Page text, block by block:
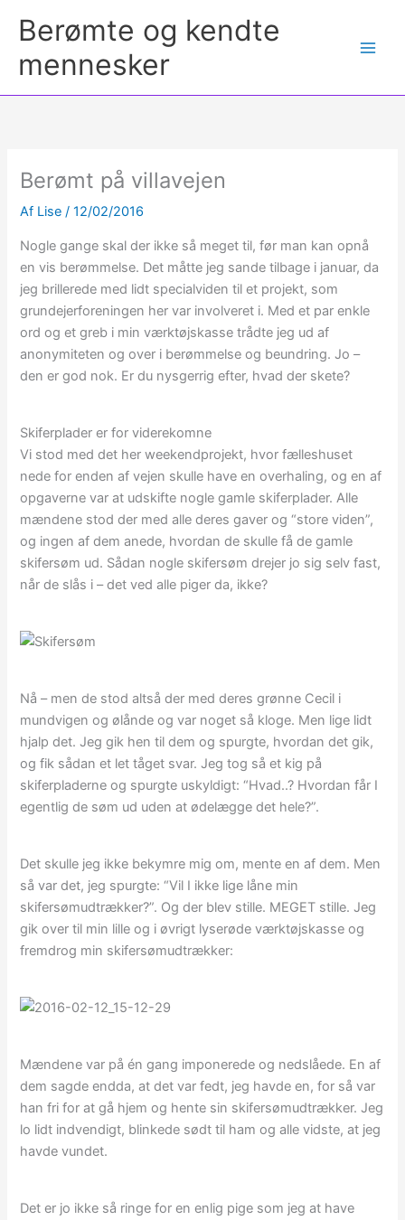
Berømte og kendte
mennesker
Berømt på villavejen
Af Lise/12/02/2016
Nogle gange skal der ikke så meget til, før man kan opnå
en vis berømmelse. Det måtte jeg sande tilbage i januar, da
jeg brillerede med lidt specialviden til et projekt, som
grundejerforeningen her var involveret i. Med et par enkle
ord og et greb i min værktøjskasse trådte jeg ud af
anonymiteten og over i berømmelse og beundring. Jo –
den er god nok. Er du nysgerrig efter, hvad der skete?
Skiferplader er for viderekomne
Vi stod med det her weekendprojekt, hvor fælleshuset
nede for enden af vejen skulle have en overhaling, og en af
opgaverne var at udskifte nogle gamle skiferplader. Alle
mændene stod der med alle deres gaver og “store viden”,
og ingen af dem anede, hvordan de skulle få de gamle
skifersøm ud. Sådan nogle skifersøm drejer jo sig selv fast,
når de slås i – det ved alle piger da, ikke?
Nå – men de stod altså der med deres grønne Cecil i
mundvigen og ølånde og var noget så kloge. Men lige lidt
hjalp det. Jeg gik hen til dem og spurgte, hvordan det gik,
og fik sådan et let tåget svar. Jeg tog så et kig på
skiferpladerne og spurgte uskyldigt: “Hvad..? Hvordan får I
egentlig de søm ud uden at ødelægge det hele?”.
Det skulle jeg ikke bekymre mig om, mente en af dem. Men
så var det, jeg spurgte: “Vil I ikke lige låne min
skifersømudtrækker?”. Og der blev stille. MEGET stille. Jeg
gik over til min lille og i øvrigt lyserøde værktøjskasse og
fremdrog min skifersømudtrækker:
Mændene var på én gang imponerede og nedslåede. En af
dem sagde endda, at det var fedt, jeg havde en, for så var
han fri for at gå hjem og hente sin skifersømudtrækker. Jeg
lo lidt indvendigt, blinkede sødt til ham og alle vidste, at jeg
havde vundet.
Det er jo ikke så ringe for en enlig pige som jeg at have